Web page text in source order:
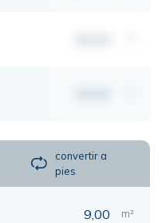
convertir a
pies
9,00 m²